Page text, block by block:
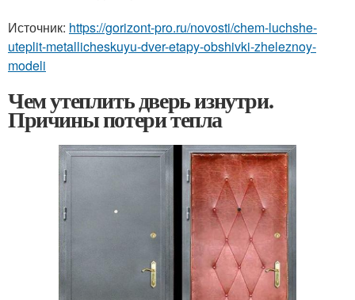
Источник: https://gorizont-pro.ru/novosti/chem-luchshe-
uteplit-metallicheskuyu-dver-etapy-obshivki-zheleznoy-
modeli
Чем утеплить дверь изнутри.
Причины потери тепла